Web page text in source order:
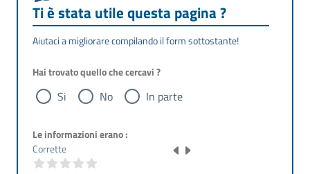
Ti è stata utile questa pagina ?
Aiutaci a migliorare compilando il form sottostante!
Hai trovato quello che cercavi ?
Si No In parte
Le informazioni erano :
Corrette